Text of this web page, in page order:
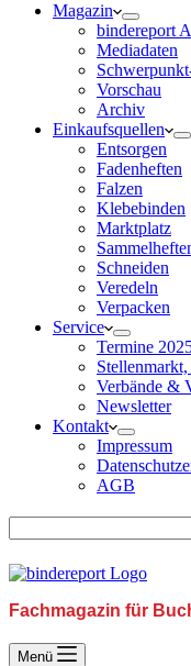
Magazin
bindereport
Mediadaten
Vorschau
Archiv
Einkaufsquellen
Entsorgen
Fadenheften
Falzen
Klebebinden
Marktplatz
Schneiden
Veredeln
Verpacken
Service
Termine
Verbände &
Newsletter
Kontakt
Impressum
AGB
Fachmagazin für
Menü